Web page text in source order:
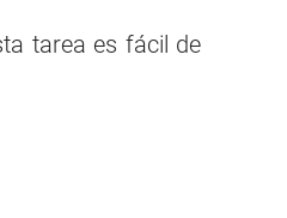
tarea es fácil de